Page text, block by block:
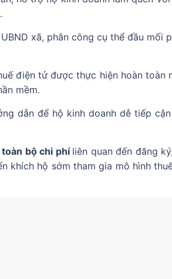
xã, phân công cụ thể đầu mối
điện tử được thực hiện hoàn toàn
mềm.
dẫn để hộ kinh doanh dễ tiếp
toàn bộ chi phíliên quan đến đăng
khích hộ sớm tham gia mô hình